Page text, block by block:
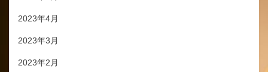
2023年4月
2023年3月
2023年2月